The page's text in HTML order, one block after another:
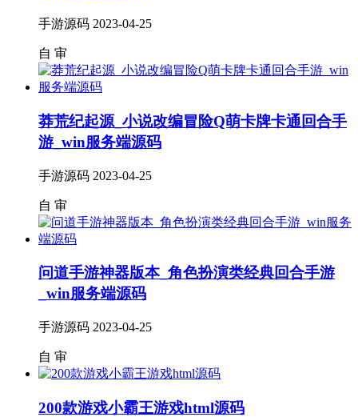
手游源码 2023-04-25
自 审
莽荒纪起源_小说改编冒险Q萌卡牌卡通回合手
游_win服务端源码
手游源码 2023-04-25
自 审
问道手游神器版本_角色扮演类经典回合手游
_win服务端源码
手游源码 2023-04-25
自 审
200款游戏小霸王游戏html源码